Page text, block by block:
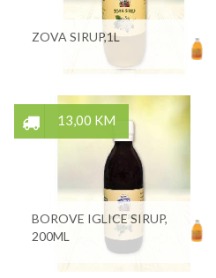
ZOVA SIRUP,1L
13,00 KM
BOROVE IGLICE SIRUP,
200ML